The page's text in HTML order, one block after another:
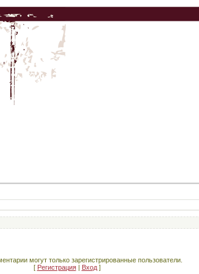
могут только зарегистрированные пользователи.
[ Регистрация| Вход]